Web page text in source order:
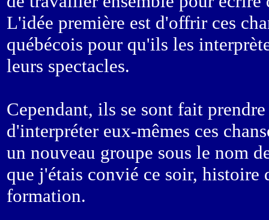
L'idée première est d'offrir ces
québécois pour qu'ils les
leurs spectacles.
Cependant, ils se sont fait
d'interpréter eux-mêmes ces
un nouveau groupe sous le nom
que j'étais convié ce soir,
formation.